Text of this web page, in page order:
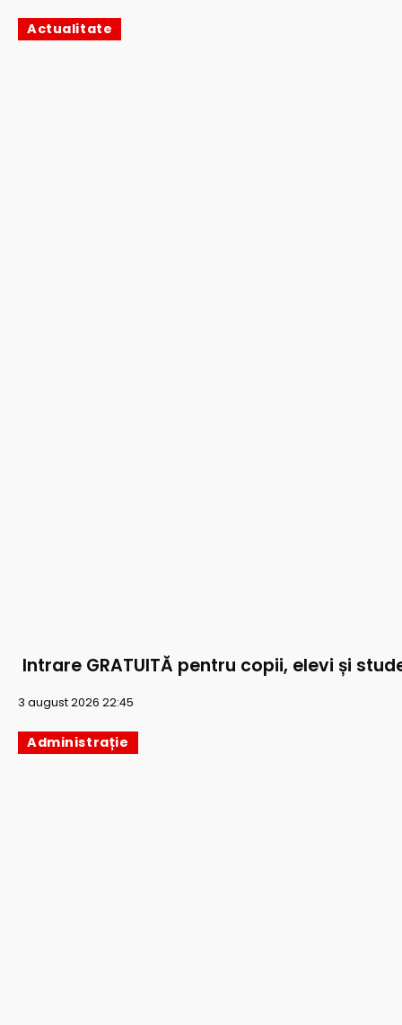
Actualitate
Intrare GRATUITĂ pentru copii, elevi și
3 august 2026 22:45
Administrație